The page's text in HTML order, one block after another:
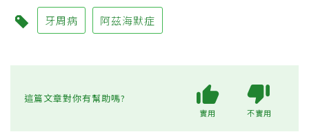
牙周病 阿茲海默症
這篇文章對你有幫助嗎?
實用 不實用